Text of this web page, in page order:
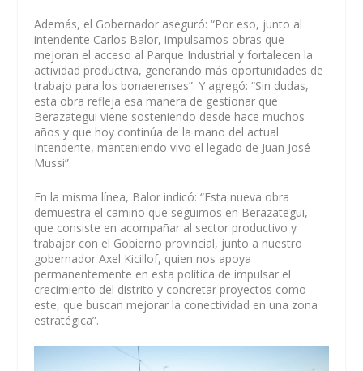
Además, el Gobernador aseguró: “Por eso, junto al
intendente Carlos Balor, impulsamos obras que
mejoran el acceso al Parque Industrial y fortalecen la
actividad productiva, generando más oportunidades de
trabajo para los bonaerenses”. Y agregó: “Sin dudas,
esta obra refleja esa manera de gestionar que
Berazategui viene sosteniendo desde hace muchos
años y que hoy continúa de la mano del actual
Intendente, manteniendo vivo el legado de Juan José
Mussi”.
En la misma línea, Balor indicó: “Esta nueva obra
demuestra el camino que seguimos en Berazategui,
que consiste en acompañar al sector productivo y
trabajar con el Gobierno provincial, junto a nuestro
gobernador Axel Kicillof, quien nos apoya
permanentemente en esta política de impulsar el
crecimiento del distrito y concretar proyectos como
este, que buscan mejorar la conectividad en una zona
estratégica”.